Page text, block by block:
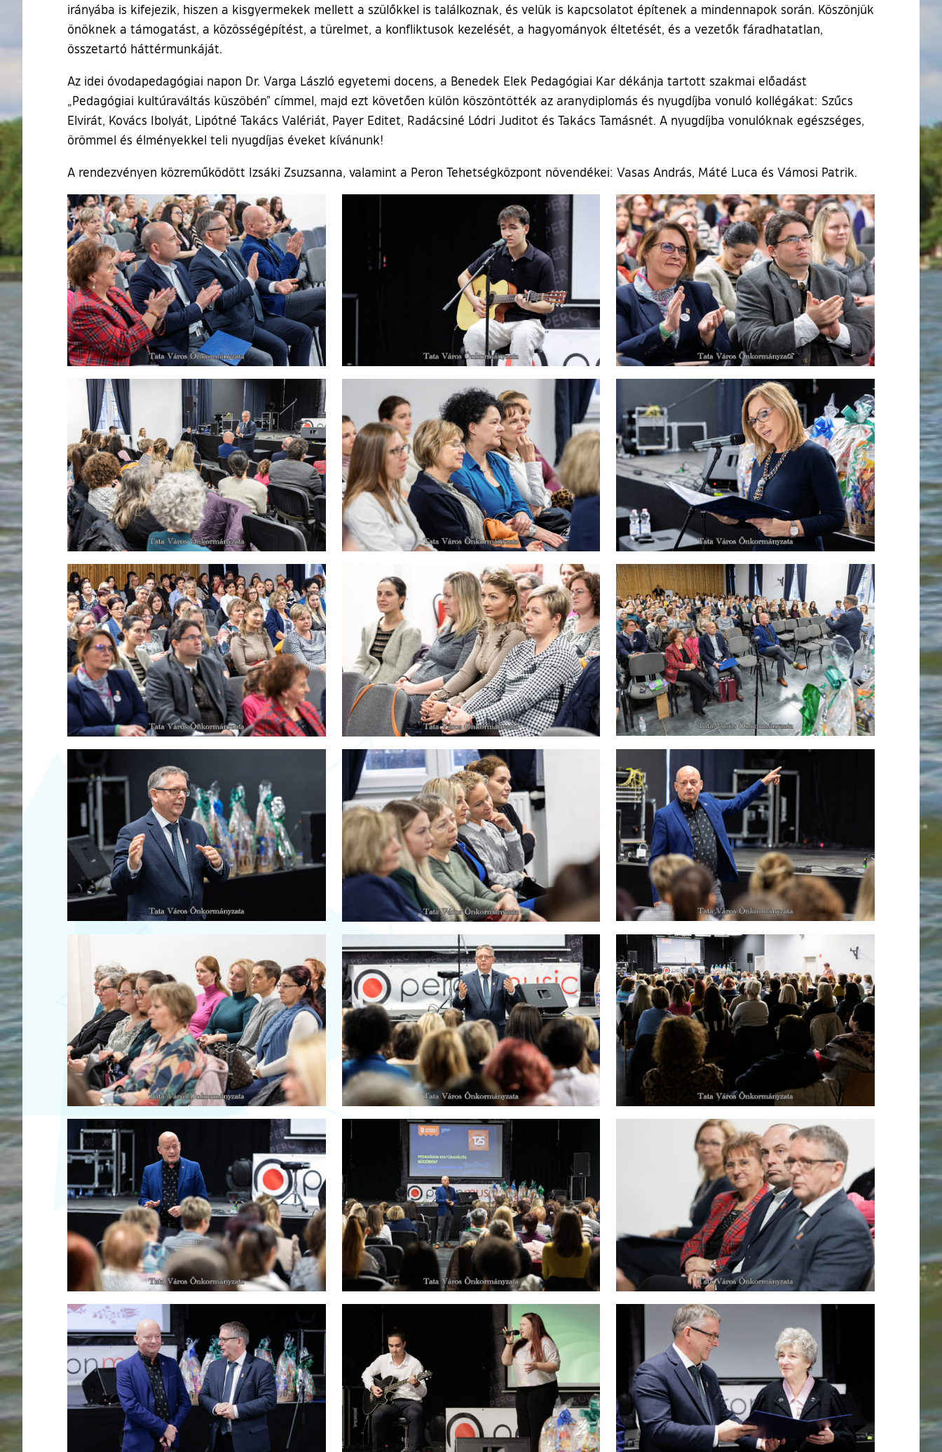
irányába is kifejezik, hiszen a kisgyermekek mellett a szülőkkel is találkoznak, és velük is kapcsolatot építenek a mindennapok során. Köszönjük
önöknek a támogatást, a közösségépítést, a türelmet, a konfliktusok kezelését, a hagyományok éltetését, és a vezetők fáradhatatlan,
összetartó háttérmunkáját.
Az idei óvodapedagógiai napon Dr. Varga László egyetemi docens, a Benedek Elek Pedagógiai Kar dékánja tartott szakmai előadást
„Pedagógiai kultúraváltás küszöbén” címmel, majd ezt követően külön köszöntötték az aranydiplomás és nyugdíjba vonuló kollégákat: Szűcs
Elvirát, Kovács Ibolyát, Lipótné Takács Valériát, Payer Editet, Radácsiné Lódri Juditot és Takács Tamásnét. A nyugdíjba vonulóknak egészséges,
örömmel és élményekkel teli nyugdíjas éveket kívánunk!
A rendezvényen közreműködött Izsáki Zsuzsanna, valamint a Peron Tehetségközpont növendékei: Vasas András, Máté Luca és Vámosi Patrik.
Ugrás a galéria utánra